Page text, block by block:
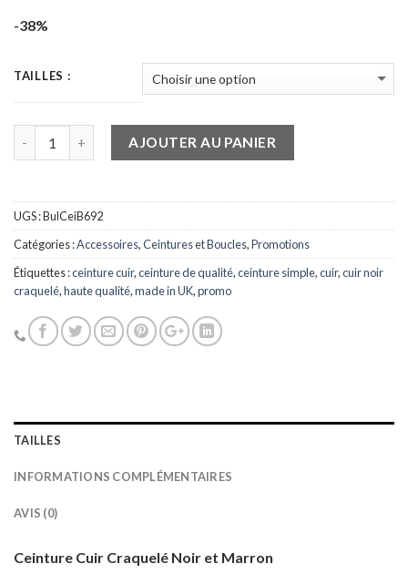
-38%
TAILLES :
Quantité AJOUTER AU PANIER
UGS :BulCeiB692
Catégories :Accessoires,Ceintures et Boucles,Promotions
Étiquettes :ceinture cuir,ceinture de qualité,ceinture simple,cuir,cuir noir
craquelé,haute qualité,made in UK,promo
TAILLES
INFORMATIONS COMPLÉMENTAIRES
AVIS (0)
Ceinture Cuir Craquelé Noir et Marron